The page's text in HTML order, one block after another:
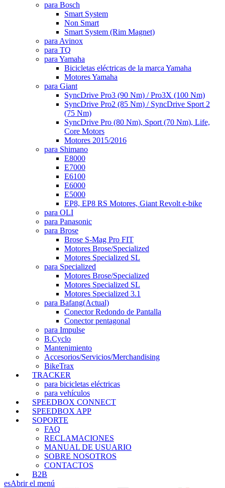
para Bosch
Smart System
Non Smart
Smart System (Rim Magnet)
para Avinox
para TQ
para Yamaha
Bicicletas eléctricas de la marca Yamaha
Motores Yamaha
para Giant
SyncDrive Pro3 (90 Nm) / Pro3X (100 Nm)
SyncDrive Pro2 (85 Nm) / SyncDrive Sport 2
(75 Nm)
SyncDrive Pro (80 Nm), Sport (70 Nm), Life,
Core Motors
Motores 2015/2016
para Shimano
E8000
E7000
E6100
E6000
E5000
EP8, EP8 RS Motores, Giant Revolt e-bike
para OLI
para Panasonic
para Brose
Brose S-Mag Pro FIT
Motores Brose/Specialized
Motores Specialized SL
para Specialized
Motores Brose/Specialized
Motores Specialized SL
Motores Specialized 3.1
para Bafang(Actual)
Conector Redondo de Pantalla
Conector pentagonal
para Impulse
B.Cyclo
Mantenimiento
Accesorios/Servicios/Merchandising
BikeTrax
TRACKER
para bicicletas eléctricas
para vehículos
SPEEDBOX CONNECT
SPEEDBOX APP
SOPORTE
FAQ
RECLAMACIONES
MANUAL DE USUARIO
SOBRE NOSOTROS
CONTACTOS
B2B
esAbrir el menú